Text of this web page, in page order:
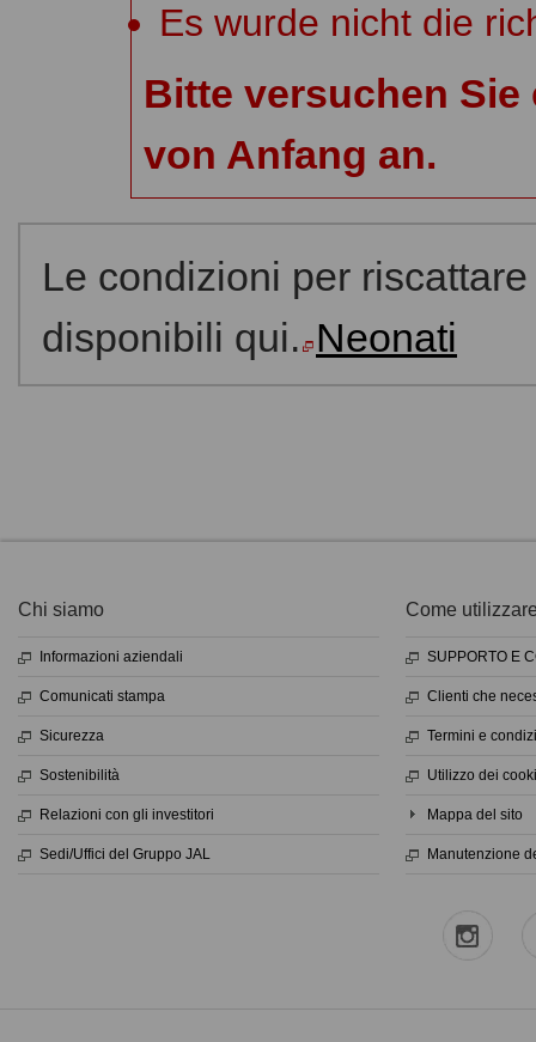
Es wurde nicht die
Bitte versuchen
von Anfang an.
Le condizioni per
disponibili qui. Neonati
Chi siamo
Informazioni aziendali
Comunicati stampa
Sicurezza
Sostenibilità
Relazioni con gli investitori
Sedi/Uffici del Gruppo JAL
Come
SUPPORTO E
Clienti che
Termini e
Utilizzo dei
Mappa del sito
Manutenzione